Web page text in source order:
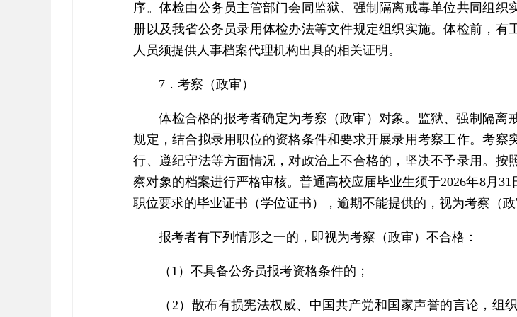
序。体检由公务员主管部门会同监狱、强制隔离戒毒单位共同组
册以及我省公务员录用体检办法等文件规定组织实施。体检前，
人员须提供人事档案代理机构出具的相关证明。
7．考察（政审）
体检合格的报考者确定为考察（政审）对象。监狱、强制隔
规定，结合拟录用职位的资格条件和要求开展录用考察工作。考
行、遵纪守法等方面情况，对政治上不合格的，坚决不予录用。
察对象的档案进行严格审核。普通高校应届毕业生须于2026年8月
职位要求的毕业证书（学位证书），逾期不能提供的，视为考察（政
报考者有下列情形之一的，即视为考察（政审）不合格：
（1）不具备公务员报考资格条件的；
（2）散布有损宪法权威、中国共产党和国家声誉的言论，